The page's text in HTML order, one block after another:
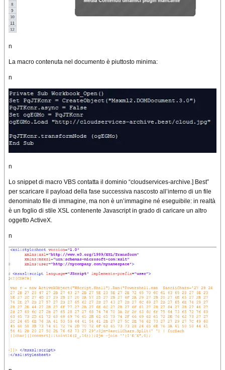
n
La macro contenuta nel documento è piuttosto minima:
n
n
Lo snippet di macro VBS contatta il dominio “cloudservices-archive.] Best”
per scaricare il payload della fase successiva nascosto all’interno di un file
denominato file di immagine, ma non è un’immagine né eseguibile: in realtà
è un foglio di stile XSL contenente Javascript in grado di caricare un altro
oggetto ActiveX.
n